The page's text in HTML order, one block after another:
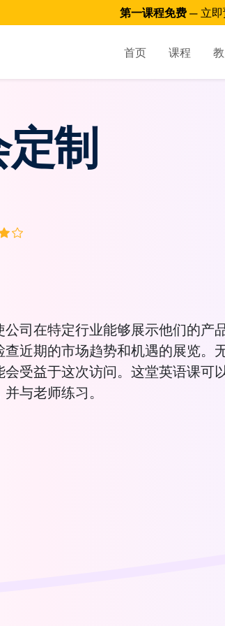
第一课程免费 — 立即
首页 课程
制
公司在特定行业能够展示他们的产
近期的市场趋势和机遇的展览。
受益于这次访问。这堂英语课可
与老师练习。